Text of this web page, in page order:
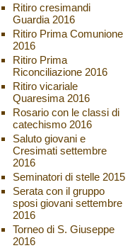
Ritiro cresimandi
Guardia 2016
Ritiro Prima Comunione
2016
Ritiro Prima
Riconciliazione 2016
Ritiro vicariale
Quaresima 2016
Rosario con le classi di
catechismo 2016
Saluto giovani e
Cresimati settembre
2016
Seminatori di stelle 2015
Serata con il gruppo
sposi giovani settembre
2016
Torneo di S. Giuseppe
2016